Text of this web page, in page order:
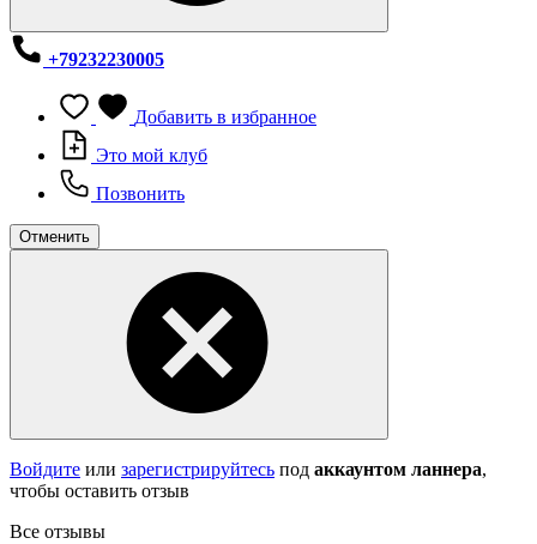
+79232230005
Добавить в избранное
Это мой клуб
Позвонить
Отменить
Войдите или зарегистрируйтесь под аккаунтом ланнера,
чтобы оставить отзыв
Все отзывы